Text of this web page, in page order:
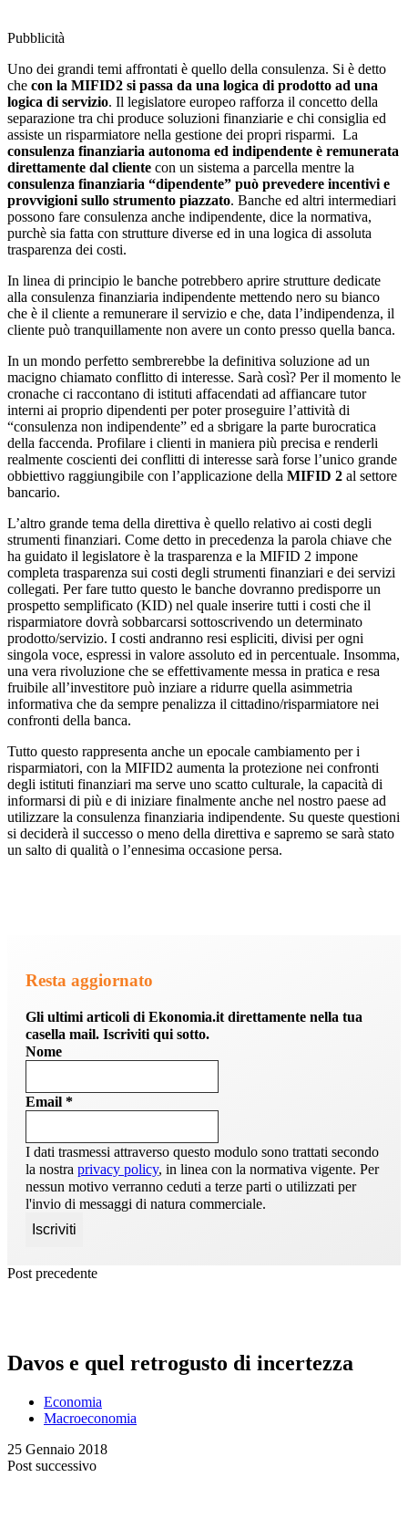
Pubblicità
Uno dei grandi temi affrontati è quello della consulenza. Si è detto
che con la MIFID2 si passa da una logica di prodotto ad una
logica di servizio. Il legislatore europeo rafforza il concetto della
separazione tra chi produce soluzioni finanziarie e chi consiglia ed
assiste un risparmiatore nella gestione dei propri risparmi. La
consulenza finanziaria autonoma ed indipendente è remunerata
direttamente dal cliente con un sistema a parcella mentre la
consulenza finanziaria “dipendente” può prevedere incentivi e
provvigioni sullo strumento piazzato. Banche ed altri intermediari
possono fare consulenza anche indipendente, dice la normativa,
purchè sia fatta con strutture diverse ed in una logica di assoluta
trasparenza dei costi.
In linea di principio le banche potrebbero aprire strutture dedicate
alla consulenza finanziaria indipendente mettendo nero su bianco
che è il cliente a remunerare il servizio e che, data l’indipendenza, il
cliente può tranquillamente non avere un conto presso quella banca.
In un mondo perfetto sembrerebbe la definitiva soluzione ad un
macigno chiamato conflitto di interesse. Sarà così? Per il momento le
cronache ci raccontano di istituti affacendati ad affiancare tutor
interni ai proprio dipendenti per poter proseguire l’attività di
“consulenza non indipendente” ed a sbrigare la parte burocratica
della faccenda. Profilare i clienti in maniera più precisa e renderli
realmente coscienti dei conflitti di interesse sarà forse l’unico grande
obbiettivo raggiungibile con l’applicazione della MIFID 2 al settore
bancario.
L’altro grande tema della direttiva è quello relativo ai costi degli
strumenti finanziari. Come detto in precedenza la parola chiave che
ha guidato il legislatore è la trasparenza e la MIFID 2 impone
completa trasparenza sui costi degli strumenti finanziari e dei servizi
collegati. Per fare tutto questo le banche dovranno predisporre un
prospetto semplificato (KID) nel quale inserire tutti i costi che il
risparmiatore dovrà sobbarcarsi sottoscrivendo un determinato
prodotto/servizio. I costi andranno resi espliciti, divisi per ogni
singola voce, espressi in valore assoluto ed in percentuale. Insomma,
una vera rivoluzione che se effettivamente messa in pratica e resa
fruibile all’investitore può inziare a ridurre quella asimmetria
informativa che da sempre penalizza il cittadino/risparmiatore nei
confronti della banca.
Tutto questo rappresenta anche un epocale cambiamento per i
risparmiatori, con la MIFID2 aumenta la protezione nei confronti
degli istituti finanziari ma serve uno scatto culturale, la capacità di
informarsi di più e di iniziare finalmente anche nel nostro paese ad
utilizzare la consulenza finanziaria indipendente. Su queste questioni
si deciderà il successo o meno della direttiva e sapremo se sarà stato
un salto di qualità o l’ennesima occasione persa.
Resta aggiornato
Gli ultimi articoli di Ekonomia.it direttamente nella tua
casella mail. Iscriviti qui sotto.
Nome
Email *
I dati trasmessi attraverso questo modulo sono trattati secondo
la nostra privacy policy, in linea con la normativa vigente. Per
nessun motivo verranno ceduti a terze parti o utilizzati per
l'invio di messaggi di natura commerciale.
Post precedente
Davos e quel retrogusto di incertezza
Economia
Macroeconomia
25 Gennaio 2018
Post successivo